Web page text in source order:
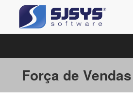
Força de Vendas